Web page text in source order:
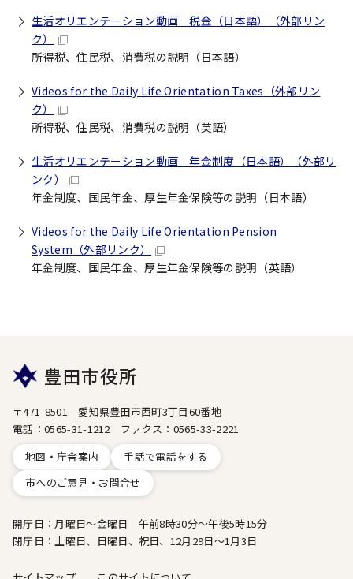
生活オリエンテーション動画 税金（日本語）
（外部リン
ク）
所得税、住民税、消費税の説明（日本語）
Videos for the Daily Life Orientation Taxes （外部リン
ク）
所得税、住民税、消費税の説明（英語）
生活オリエンテーション動画 年金制度（日本語）
（外部リ
ンク）
年金制度、国民年金、厚生年金保険等の説明（日本語）
Videos for the Daily Life Orientation Pension
System （外部リンク）
年金制度、国民年金、厚生年金保険等の説明（英語）
豊田市役所
〒471-8501 愛知県豊田市西町3丁目60番地
電話：0565-31-1212 ファクス：0565-33-2221
地図・庁舎案内
手話で電話をする
市へのご意見・お問合せ
開庁日：月曜日～金曜日 午前8時30分～午後5時15分
閉庁日：土曜日、日曜日、祝日、12月29日～1月3日